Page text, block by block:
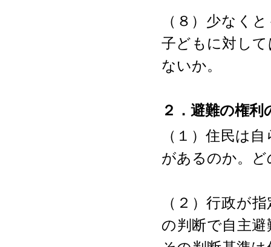
（８）少なく
子どもに対し
ないか。
２．避難の権
（１）住民は
があるのか。
（２）行政が
の判断で自主